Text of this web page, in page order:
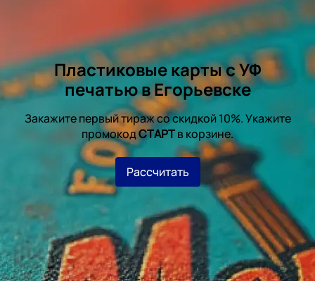
Пластиковые карты с УФ
печатью в Егорьевске
Закажите первый тираж со скидкой 10%. Укажите
промокодСТАРТв корзине.
Рассчитать